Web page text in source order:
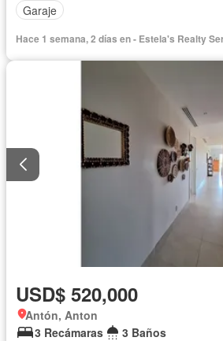
Garaje
Hace 1 semana, 2 días en - Estela's Realty
USD$ 520,000
Antón, Anton
3 Recámaras
3 Baños